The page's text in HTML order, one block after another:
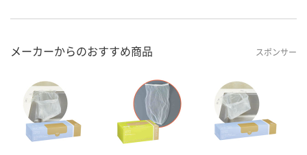
メーカーからのおすすめ商品 スポンサー